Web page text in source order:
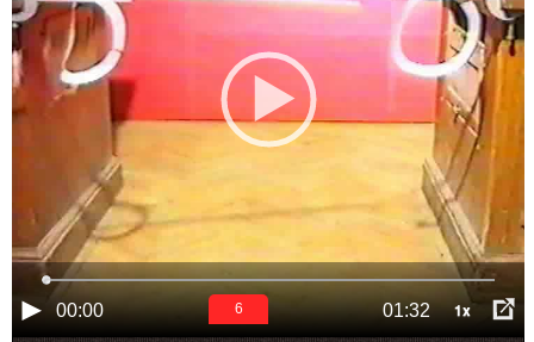
00:00 01:32 1x
5